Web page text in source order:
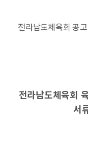
전라남도체육회 공
전라남도체육회
서